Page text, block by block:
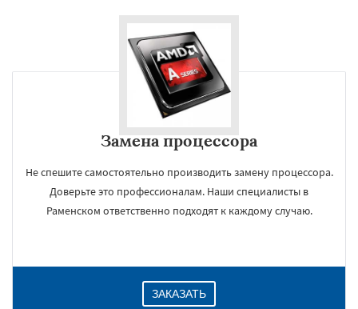
Замена процессора
Не спешите самостоятельно производить замену процессора.
Доверьте это профессионалам. Наши специалисты в
Раменском ответственно подходят к каждому случаю.
ЗАКАЗАТЬ